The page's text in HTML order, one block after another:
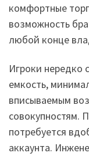
комфортные
возможность
любой конце
Игроки нередко
емкость,
вписываемым
совокупностям.
потребуется
аккаунта.